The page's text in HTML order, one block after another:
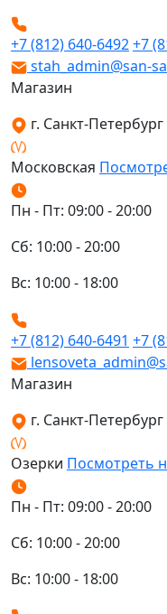
+7 (812) 640-6492+7
stah_admin@san-
Магазин
г. Санкт-
Московская
Пн - Пт: 09:00 - 20:00
Сб: 10:00 - 20:00
Вс: 10:00 - 18:00
+7 (812) 640-6491 +7
Магазин
г. Санкт-
Озерки Посмотреть
Пн - Пт: 09:00 - 20:00
Сб: 10:00 - 20:00
Вс: 10:00 - 18:00